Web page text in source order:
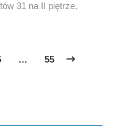
31 na II piętrze.
… 55